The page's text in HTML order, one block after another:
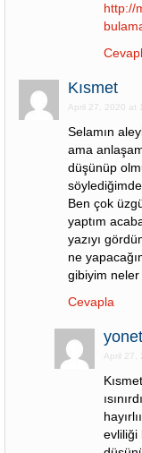
http://
Kısmet
April 27, 2020 at
Selamın
ama
düşünüp
Ben çok
yaptım
yazıyı
ne
gibiyim neler
Cevapla
April 27,
evliliği